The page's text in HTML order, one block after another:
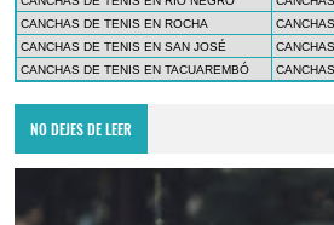
CANCHAS DE TENIS EN ROCHA
CANCHAS DE TENIS EN SAN JOSÉ
CANCHAS DE TENIS EN TACUAREMBÓ
NO DEJES DE LEER